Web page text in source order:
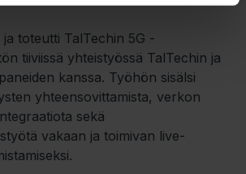
ja toteutti TalTechin 5G -
tiiviissä yhteistyössä TalTechin ja
kanssa. Työhön sisälsi
yhteensovittamista, verkon
sekä
vakaan ja toimivan live-